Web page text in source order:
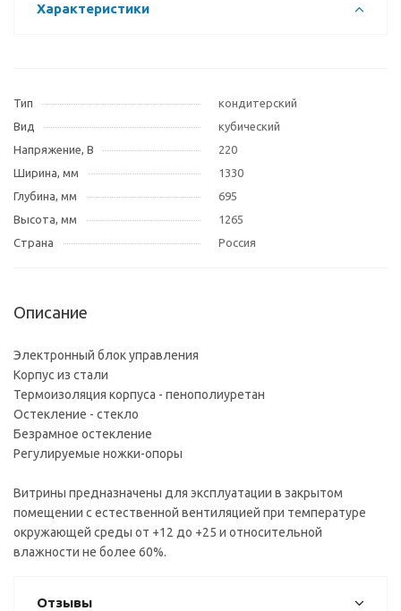
Характеристики
Тип
кондитерский
Вид
кубический
Напряжение, В
220
Ширина, мм
1330
Глубина, мм
695
Высота, мм
1265
Страна
Россия
Описание
Электронный блок управления
Корпус из стали
Термоизоляция корпуса - пенополиуретан
Остекление - стекло
Безрамное остекление
Регулируемые ножки-опоры
Витрины предназначены для эксплуатации в закрытом
помещении с естественной вентиляцией при температуре
окружающей среды от +12 до +25 и относительной
влажности не более 60%.
Отзывы